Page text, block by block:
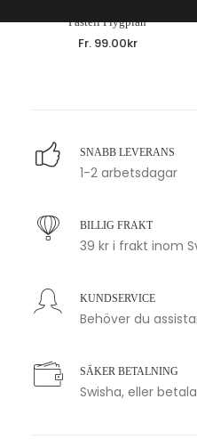
Pastell Flygplan
Fr. 99.00kr
SNABB LEVERANS
1-2 arbetsdagar
BILLIG FRAKT
39 kr i frakt inom
KUNDSERVICE
Behöver du
SÄKER BETALNING
Swisha, eller